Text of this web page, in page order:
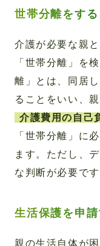
世帯分離をする
介護が必要な親
「世帯分離」を
離」とは、同居
ることをいい、
介護費用の自己
「世帯分離」に
ます。ただし、
な判断が必要です
生活保護を申請
親の生活自体が